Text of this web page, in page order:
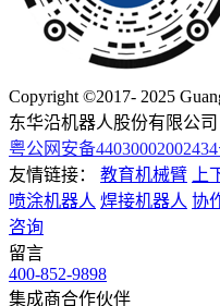
Copyright ©2017- 2025
东华沿机器人股份有限公
粤公网安备
友情链接：
教育机械臂 上
喷涂机器人 焊接机器人 协
咨询
留言
400-852-9898
集成商合作伙伴